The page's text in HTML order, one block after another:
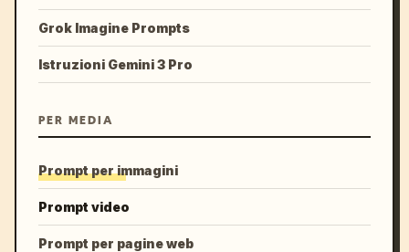
Grok Imagine Prompts
Istruzioni Gemini 3 Pro
PER MEDIA
Prompt per immagini
Prompt video
Prompt per pagine web